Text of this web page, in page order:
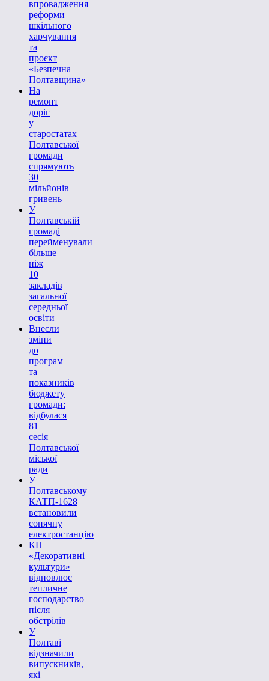
впровадження
реформи
шкільного
харчування
та
проєкт
«Безпечна
Полтавщина»
На
ремонт
доріг
у
старостатах
Полтавської
громади
спрямують
30
мільйонів
гривень
У
Полтавській
громаді
перейменували
більше
ніж
10
закладів
загальної
середньої
освіти
Внесли
зміни
до
програм
та
показників
бюджету
громади:
відбулася
81
сесія
Полтавської
міської
ради
У
Полтавському
КАТП-1628
встановили
сонячну
електростанцію
КП
«Декоративні
культури»
відновлює
тепличне
господарство
після
обстрілів
У
Полтаві
відзначили
випускників,
які